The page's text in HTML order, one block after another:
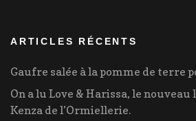
ARTICLES RÉCENTS
Gaufre salée à la pomme de terre
On a lu Love & Harissa, le nouveau
Kenza de l’Ormiellerie.